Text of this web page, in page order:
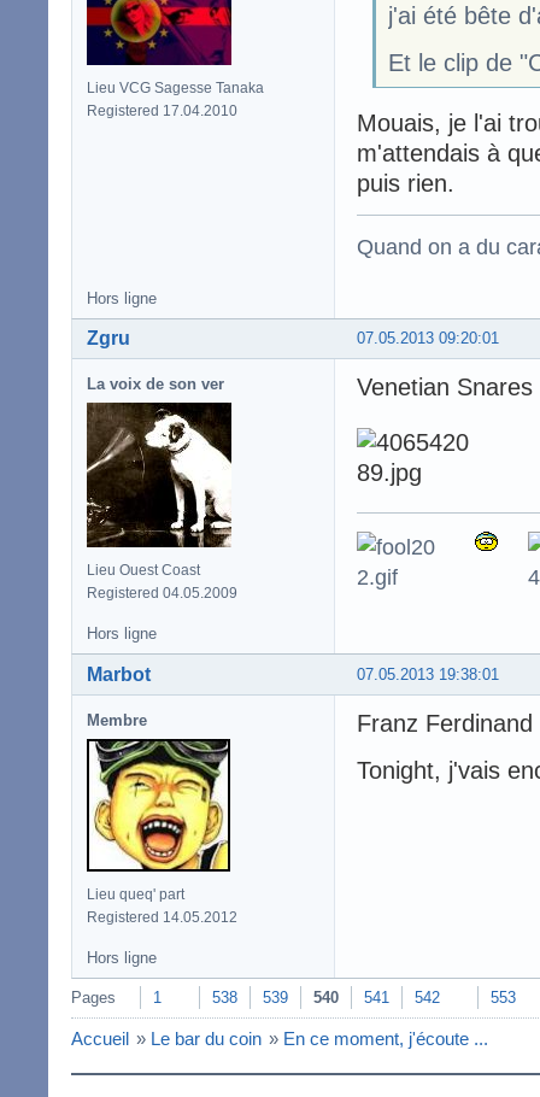
Lieu VCG Sagesse Tanaka
Registered 17.04.2010
j'ai été bête
Et le clip de
Mouais, je l'ai
m'attendais à
puis rien.
Quand on a du
Hors ligne
07.05.2013 09:20:01
Zgru
La voix de son ver
Lieu Ouest Coast
Registered 04.05.2009
Venetian
Hors ligne
07.05.2013 19:38:01
Marbot
Membre
Lieu queq' part
Registered 14.05.2012
Franz Ferdinand
Tonight, j'vais
Hors ligne
Pages 1 538 539 540 541 542 553
Accueil » Le bar du coin » En ce moment, j'écoute ...